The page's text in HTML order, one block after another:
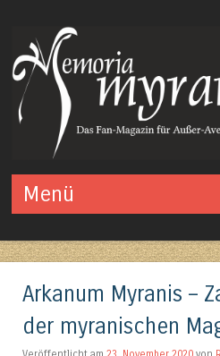
Menü
Arkanum Myranis –
der myranischen